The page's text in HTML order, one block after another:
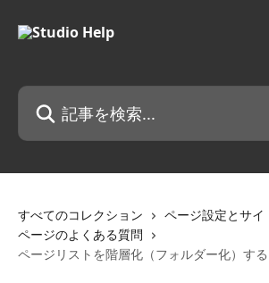
記事を検索...
すべてのコレクション
ページ設定とサイ
ページのよくある質問
ページリストを階層化（フォルダー化）する